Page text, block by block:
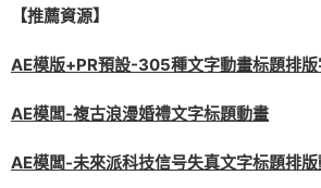
【推薦資源】
AE模版+PR預設-305種文字動畫标題排版
AE模闆-複古浪漫婚禮文字标題動畫
AE模闆-未來派科技信号失真文字标題排